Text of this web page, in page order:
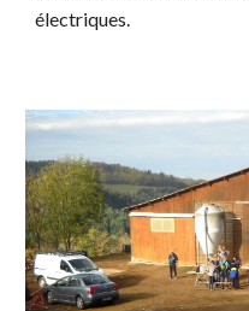
électriques.